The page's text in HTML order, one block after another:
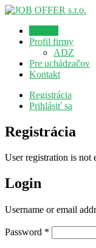
Profil firmy
ADZ
Pre uchádzačov
Kontakt
Registrácia
Prihlásiť sa
Registrácia
User registration is not
Login
Username or email
Password *